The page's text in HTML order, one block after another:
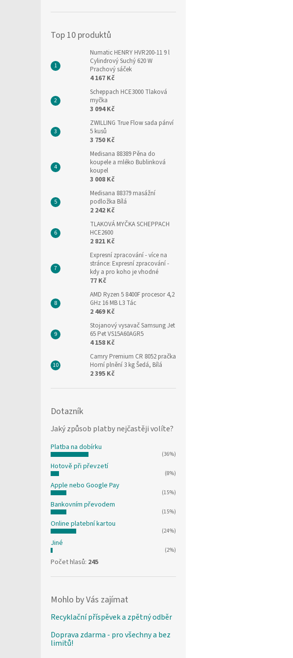
Top 10 produktů
Numatic HENRY HVR200-11 9 l
Cylindrový Suchý 620 W
Prachový sáček
4 167 Kč
Scheppach HCE3000 Tlaková
myčka
3 094 Kč
ZWILLING True Flow sada pánví
5 kusů
3 750 Kč
Medisana 88389 Pěna do
koupele a mléko Bublinková
koupel
3 008 Kč
Medisana 88379 masážní
podložka Bílá
2 242 Kč
TLAKOVÁ MYČKA SCHEPPACH
HCE2600
2 821 Kč
Expresní zpracování- více na
stránce: Expresní zpracování -
kdy a pro koho je vhodné
77 Kč
AMD Ryzen 5 8400F procesor 4,2
GHz 16 MB L3 Tác
2 469 Kč
Stojanový vysavač Samsung Jet
65 Pet VS15A60AGR5
4 158 Kč
Camry Premium CR 8052 pračka
Horní plnění 3 kg Šedá, Bílá
2 395 Kč
Dotazník
Jaký způsob platby nejčastěji volíte?
Platba na dobírku
(36%)
Hotově při převzetí
(8%)
Apple nebo Google Pay
(15%)
Bankovním převodem
(15%)
Online platební kartou
(24%)
Jiné
(2%)
Počet hlasů: 245
Mohlo by Vás zajímat
Recyklační příspěvek a zpětný odběr
Doprava zdarma - pro všechny a bez
limitů!